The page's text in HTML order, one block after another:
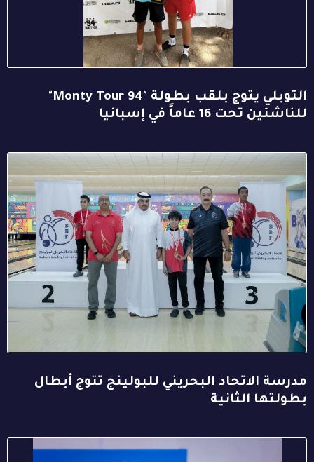
التوبلي يتوج بلقب بطولة "94 Monty Tour"
للناشئين تحت 16 عاماً في إسبانيا
مدرسة الاتحاد البحريني للبولينج تتوج أبطال
بطولتها الثانية